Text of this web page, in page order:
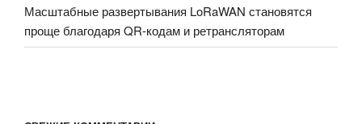
Масштабные развертывания LoRaWAN становятся
проще благодаря QR-кодам и ретрансляторам